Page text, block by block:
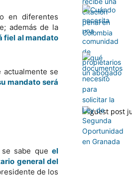
en diferentes
además de la
fiel al mandato
se
mandatoserá
sabe que el
general del
de los